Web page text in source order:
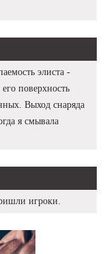
элиста -
поверхность
Выход снаряда
я смывала
игроки.